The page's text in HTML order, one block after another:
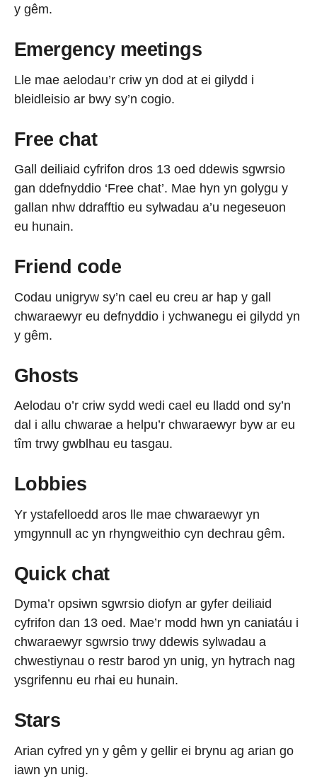
y gêm.
Emergency meetings
Lle mae aelodau’r criw yn dod at ei gilydd i
bleidleisio ar bwy sy’n cogio.
Free chat
Gall deiliaid cyfrifon dros 13 oed ddewis sgwrsio
gan ddefnyddio ‘Free chat’. Mae hyn yn golygu y
gallan nhw ddrafftio eu sylwadau a’u negeseuon
eu hunain.
Friend code
Codau unigryw sy’n cael eu creu ar hap y gall
chwaraewyr eu defnyddio i ychwanegu ei gilydd yn
y gêm.
Ghosts
Aelodau o’r criw sydd wedi cael eu lladd ond sy’n
dal i allu chwarae a helpu’r chwaraewyr byw ar eu
tîm trwy gwblhau eu tasgau.
Lobbies
Yr ystafelloedd aros lle mae chwaraewyr yn
ymgynnull ac yn rhyngweithio cyn dechrau gêm.
Quick chat
Dyma’r opsiwn sgwrsio diofyn ar gyfer deiliaid
cyfrifon dan 13 oed. Mae’r modd hwn yn caniatáu i
chwaraewyr sgwrsio trwy ddewis sylwadau a
chwestiynau o restr barod yn unig, yn hytrach nag
ysgrifennu eu rhai eu hunain.
Stars
Arian cyfred yn y gêm y gellir ei brynu ag arian go
iawn yn unig.